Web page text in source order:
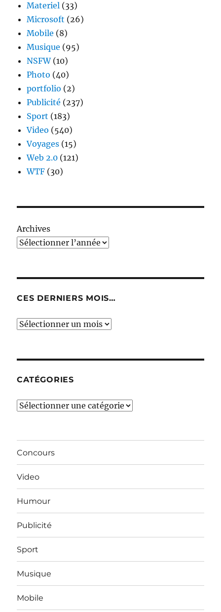
Materiel (33)
Microsoft (26)
Mobile (8)
Musique (95)
NSFW(10)
Photo (40)
portfolio (2)
Publicité (237)
Sport (183)
Video (540)
Voyages (15)
Web 2.0 (121)
WTF (30)
Archives
CES DERNIERS MOIS…
Ces
CATÉGORIES
Catégories
Concours
Video
Humour
Publicité
Sport
Musique
Mobile